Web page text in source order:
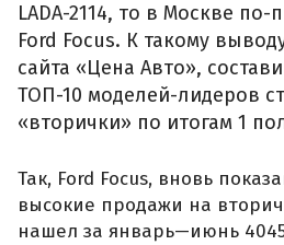
LADA-2114, то в Москве
Ford Focus. К такому
сайта «Цена Авто»,
ТОП-10 моделей-лидеров
«вторички» по итогам 1
Так, Ford Focus, вновь
высокие продажи на
нашел за январь—июнь